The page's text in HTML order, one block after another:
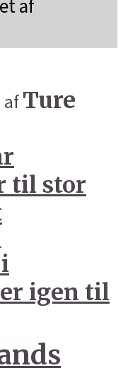
af
afTure
til stor
igen til